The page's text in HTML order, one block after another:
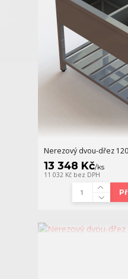
Nerezový dvou-dřez
13 348 Kč/ks
11 032 Kč bez DPH